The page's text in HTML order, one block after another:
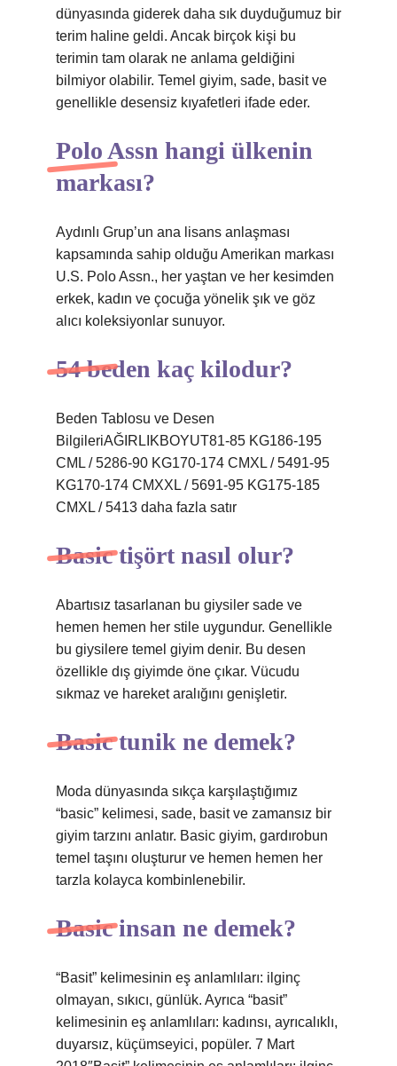
dünyasında giderek daha sık duyduğumuz bir
terim haline geldi. Ancak birçok kişi bu
terimin tam olarak ne anlama geldiğini
bilmiyor olabilir. Temel giyim, sade, basit ve
genellikle desensiz kıyafetleri ifade eder.
Polo Assn hangi ülkenin
markası?
Aydınlı Grup’un ana lisans anlaşması
kapsamında sahip olduğu Amerikan markası
U.S. Polo Assn., her yaştan ve her kesimden
erkek, kadın ve çocuğa yönelik şık ve göz
alıcı koleksiyonlar sunuyor.
54 beden kaç kilodur?
Beden Tablosu ve Desen
BilgileriAĞIRLIKBOYUT81-85 KG186-195
CML / 5286-90 KG170-174 CMXL / 5491-95
KG170-174 CMXXL / 5691-95 KG175-185
CMXL / 5413 daha fazla satır
Basic tişört nasıl olur?
Abartısız tasarlanan bu giysiler sade ve
hemen hemen her stile uygundur. Genellikle
bu giysilere temel giyim denir. Bu desen
özellikle dış giyimde öne çıkar. Vücudu
sıkmaz ve hareket aralığını genişletir.
Basic tunik ne demek?
Moda dünyasında sıkça karşılaştığımız
“basic” kelimesi, sade, basit ve zamansız bir
giyim tarzını anlatır. Basic giyim, gardırobun
temel taşını oluşturur ve hemen hemen her
tarzla kolayca kombinlenebilir.
Basic insan ne demek?
“Basit” kelimesinin eş anlamlıları: ilginç
olmayan, sıkıcı, günlük. Ayrıca “basit”
kelimesinin eş anlamlıları: kadınsı, ayrıcalıklı,
duyarsız, küçümseyici, popüler. 7 Mart